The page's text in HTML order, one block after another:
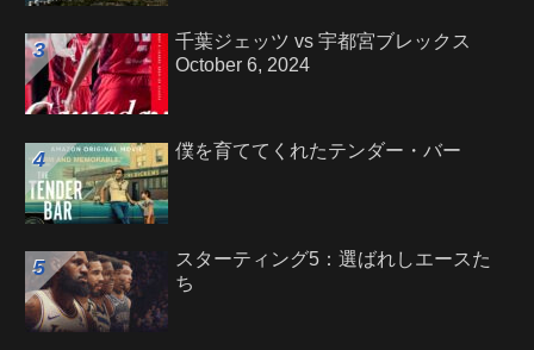
千葉ジェッツ vs 宇都宮ブレックス
October 6, 2024
僕を育ててくれたテンダー・バー
スターティング5：選ばれしエースた
ち